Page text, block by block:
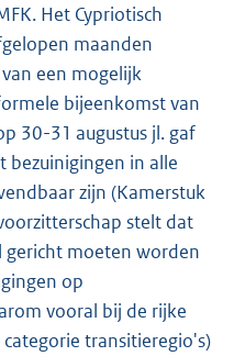
Het Cypriotisch
maanden
een mogelijk
bijeenkomst van
30-31 augustus jl. gaf
bezuinigingen in alle
zijn (Kamerstuk
stelt dat
gericht moeten worden
op
vooral bij de rijke
transitieregio's)